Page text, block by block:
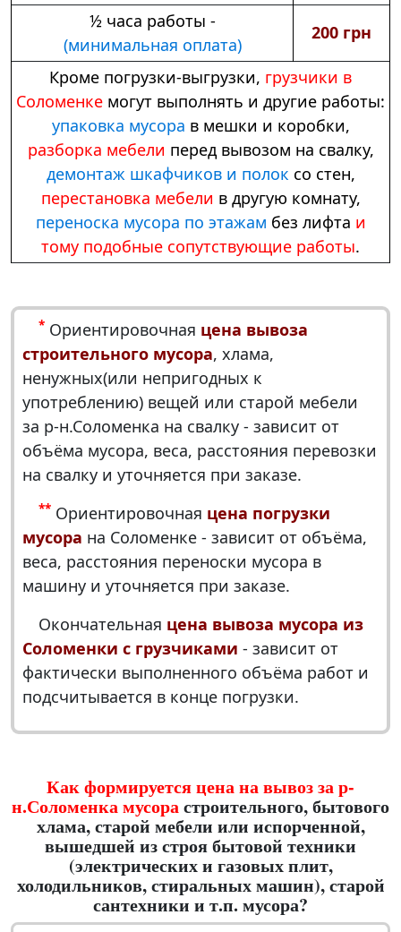
½ часа работы -
(минимальная оплата)
200 грн
Кроме погрузки-выгрузки, грузчики в
Соломенке могут выполнять и другие работы:
упаковка мусора в мешки и коробки,
разборка мебели перед вывозом на свалку,
демонтаж шкафчиков и полок со стен,
перестановка мебели в другую комнату,
переноска мусора по этажам без лифта и
тому подобные сопутствующие работы.
*Ориентировочная цена вывоза
строительного мусора, хлама,
ненужных(или непригодных к
употреблению) вещей или старой мебели
за р-н.Соломенка на свалку - зависит от
объёма мусора, веса, расстояния перевозки
на свалку и уточняется при заказе.
**Ориентировочная цена погрузки
мусора на Соломенке - зависит от объёма,
веса, расстояния переноски мусора в
машину и уточняется при заказе.
Окончательная цена вывоза мусора из
Соломенки с грузчиками - зависит от
фактически выполненного объёма работ и
подсчитывается в конце погрузки.
Как формируется цена на вывоз за р-
н.Соломенка мусорастроительного, бытового
хлама, старой мебели или испорченной,
вышедшей из строя бытовой техники
(электрических и газовых плит,
холодильников, стиральных машин), старой
сантехники и т.п. мусора?